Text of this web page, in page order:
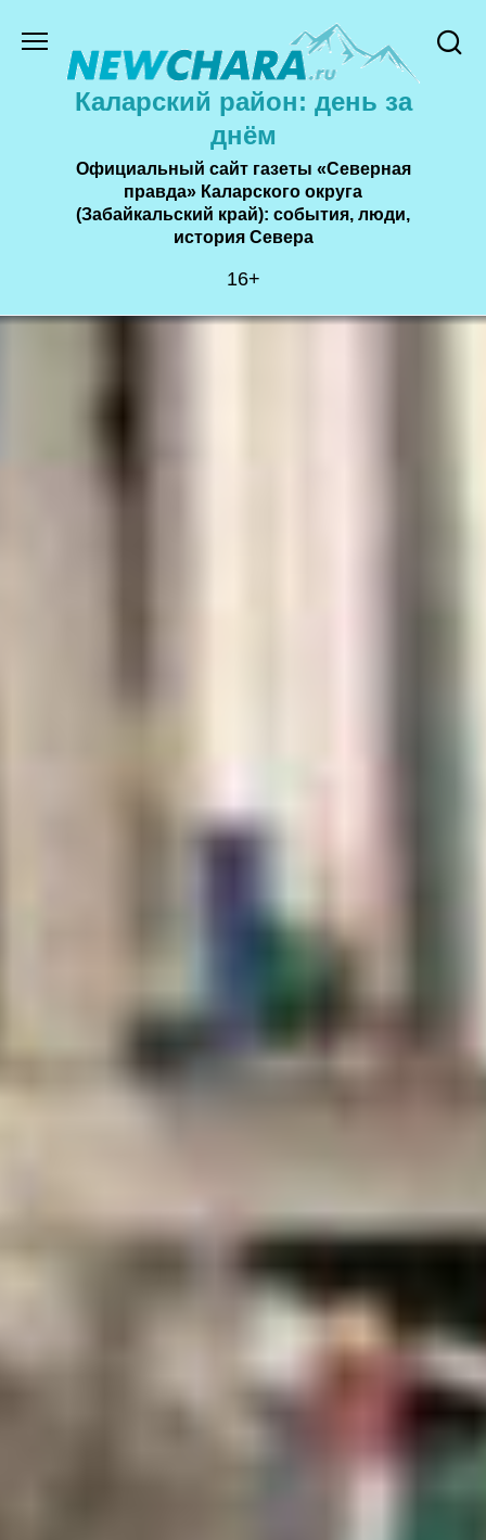
содержанию
Каларский район: день за
днём
Официальный сайт газеты «Северная
правда» Каларского округа
(Забайкальский край): события, люди,
история Cевера
16+